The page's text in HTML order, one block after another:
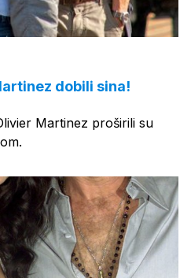
dobili sina!
Martinez proširili su